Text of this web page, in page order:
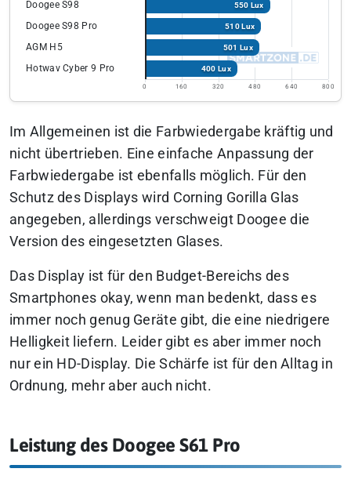
Doogee S98 550 Lux
Doogee S98 Pro 510 Lux
AGM H5 501 Lux
Hotwav Cyber 9 Pro 400 Lux
0 160 320 480 640 800
Im Allgemeinen ist die Farbwiedergabe kräftig und
nicht übertrieben. Eine einfache Anpassung der
Farbwiedergabe ist ebenfalls möglich. Für den
Schutz des Displays wird Corning Gorilla Glas
angegeben, allerdings verschweigt Doogee die
Version des eingesetzten Glases.
Das Display ist für den Budget-Bereichs des
Smartphones okay, wenn man bedenkt, dass es
immer noch genug Geräte gibt, die eine niedrigere
Helligkeit liefern. Leider gibt es aber immer noch
nur ein HD-Display. Die Schärfe ist für den Alltag in
Ordnung, mehr aber auch nicht.
Leistung des Doogee S61 Pro